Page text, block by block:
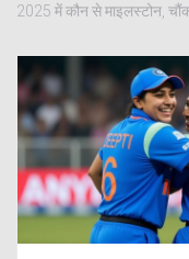
2025 में कौन से माइलस्टोन,